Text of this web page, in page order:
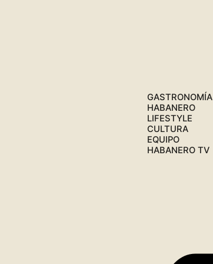
GASTRONOMÍA
HABANERO
LIFESTYLE
CULTURA
EQUIPO
HABANERO TV